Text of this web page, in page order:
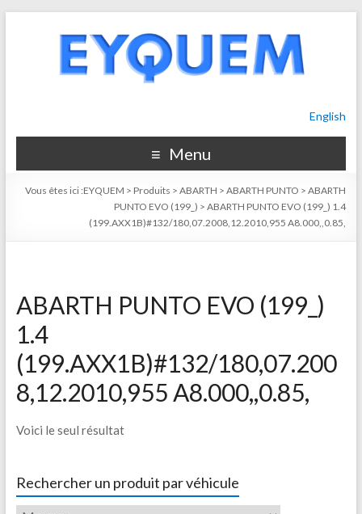
English
Menu
Vous êtes ici :EYQUEM > Produits >ABARTH >ABARTH PUNTO >ABARTH
PUNTO EVO (199_) >ABARTH PUNTO EVO (199_) 1.4
(199.AXX1B)#132/180,07.2008,12.2010,955 A8.000,,0.85,
ABARTH PUNTO EVO (199_)
1.4
(199.AXX1B)#132/180,07.200
8,12.2010,955 A8.000,,0.85,
Voici le seul résultat
Rechercher un produit par véhicule